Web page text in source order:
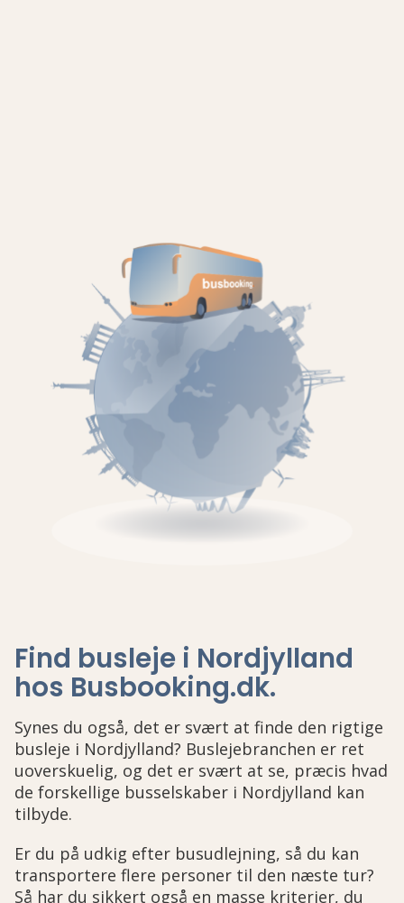
Find busleje i Nordjylland
hos Busbooking.dk.
Synes du også, det er svært at finde den rigtige
busleje i Nordjylland? Buslejebranchen er ret
uoverskuelig, og det er svært at se, præcis hvad
de forskellige busselskaber i Nordjylland kan
tilbyde.
Er du på udkig efter busudlejning, så du kan
transportere flere personer til den næste tur?
Så har du sikkert også en masse kriterier, du